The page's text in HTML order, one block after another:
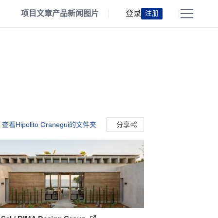
项目文章产品新闻 图片 登录 注册
查看Hipolito Oranegui的文件夹 分享